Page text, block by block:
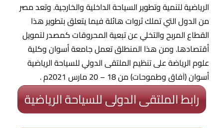
الرياضية لتنمية وتطوير السياحة الداخلية والخارجية. وتعد مصر
من الدول التي تملك ثروات هائلة فيما يتعلق بتطوير هذا
القطاع المربح والتخلي عن تبعية المحروقات كمصدر لتمويل
أقتصادها. ومن هذا المنطلق تعمل جامعة أسوان وكلية
علوم الرياضة على تنظيم الملتقى الدولي للسياحة الرياضية
أسوان (اَفاق وطموحات) من 18 – 20 مارس 2021م .
رابط الملتقى الدولى للسياحة الرياضية